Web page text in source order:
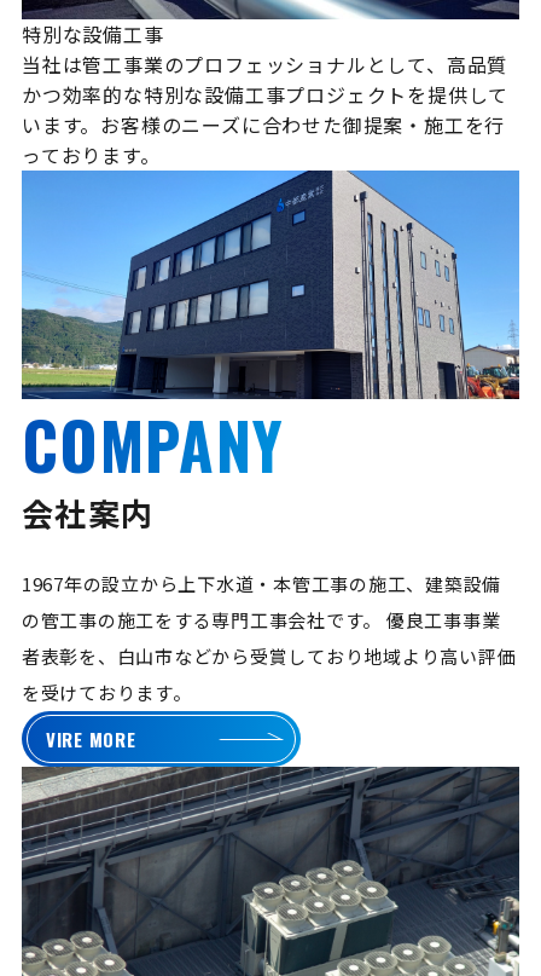
特別な設備工事
当社は管工事業のプロフェッショナルとして、高品質
かつ効率的な特別な設備工事プロジェクトを提供して
います。お客様のニーズに合わせた御提案・施工を行
っております。
COMPANY
会社案内
1967年の設立から上下水道・本管工事の施工、建築設備
の管工事の施工をする専門工事会社です。
優良工事事業
者表彰を、白山市などから受賞しており地域より高い評価
を受けております。
VIRE MORE